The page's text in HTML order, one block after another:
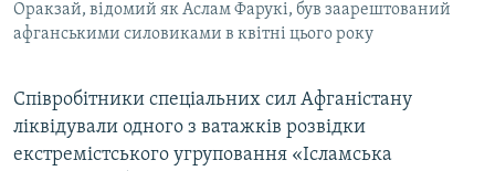
ІНФОГРАФІКА
ДОЛУЧАЙСЯ!
Усі сайти RFE/RL
Оракзай, відомий як Аслам Фарукі, був заарештований
афганськими силовиками в квітні цього року
Співробітники спеціальних сил Афганістану
ліквідували одного з ватажків розвідки
екстремістського угруповання «Ісламська